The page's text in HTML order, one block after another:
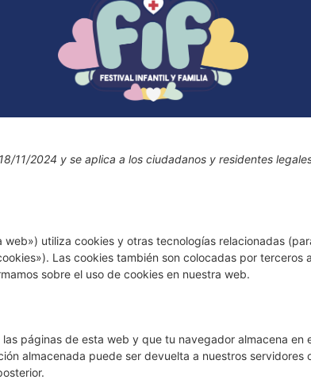
11/2024 y se aplica a los ciudadanos y residentes
web») utiliza cookies y otras tecnologías relacionadas
Las cookies también son colocadas por terceros
sobre el uso de cookies en nuestra web.
páginas de esta web y que tu navegador almacena en
almacenada puede ser devuelta a nuestros servidores